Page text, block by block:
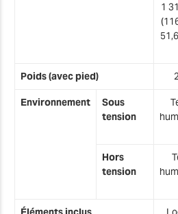
1
Poids (avec pied)
Environnement
Sous
tension
Hors
tension